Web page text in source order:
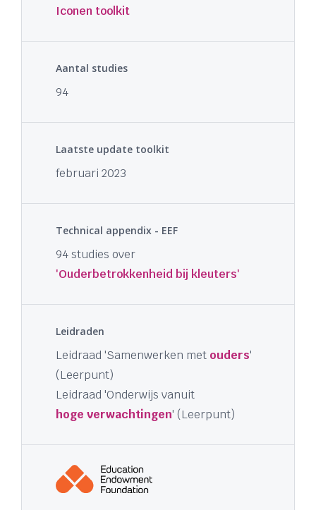
Iconen toolkit
Aantal studies
94
Laatste update toolkit
februari 2023
Technical appendix - EEF
94 studies over
'Ouderbetrokkenheid bij kleuters'
Leidraden
Leidraad 'Samenwerken met ouders'
(Leerpunt)
Leidraad 'Onderwijs vanuit
hoge verwachtingen' (Leerpunt)